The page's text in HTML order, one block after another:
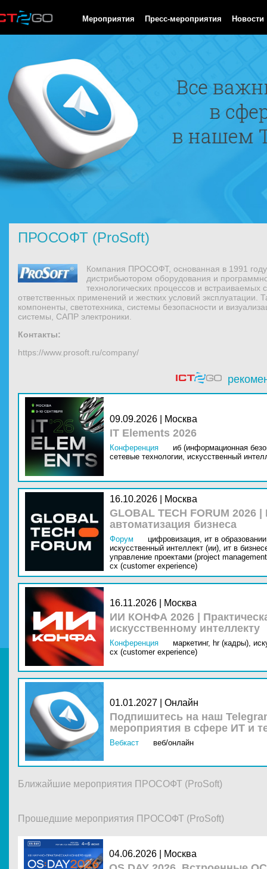
Мероприятия Пресс-мероприятия Новости
ПРОСОФТ (ProSoft)
Компания ПРОСОФТ, основанная в 1991
дистрибьютором оборудования и
технологических процессов и
ответственных применений и жестких условий эксплуатации.
компоненты, светотехника, системы безопасности и
системы, САПР электроники.
Контакты:
https://www.prosoft.ru/company/
09.09.2026 | Москва
IT Elements 2026
Конференция
иб (информационная
сетевые технологии, искусственный
16.10.2026 | Москва
GLOBAL TECH FORUM
автоматизация бизнеса
Форум цифровизация, ит в
искусственный интеллект (ии), ит в
управление проектами (project
cx (customer experience)
16.11.2026 | Москва
ИИ КОНФА 2026 |
искусственному интеллекту
Конференция маркетинг, hr (кадры),
cx (customer experience)
01.01.2027 | Онлайн
Подпишитесь на наш
мероприятия в сфере ИТ и
Вебкаст веб/онлайн
Ближайшие мероприятия ПРОСОФТ (ProSoft)
Прошедшие мероприятия ПРОСОФТ (ProSoft)
04.06.2026 | Москва